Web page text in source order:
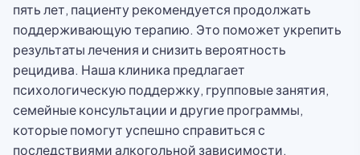
пять лет, пациенту рекомендуется продолжать
поддерживающую терапию. Это поможет укрепить
результаты лечения и снизить вероятность
рецидива. Наша клиника предлагает
психологическую поддержку, групповые занятия,
семейные консультации и другие программы,
которые помогут успешно справиться с
последствиями алкогольной зависимости.